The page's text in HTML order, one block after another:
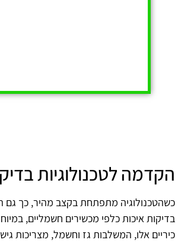
הקדמה לטכנולוגיות
כשהטכנולוגיה מתפתחת בקצב מהיר, כך גם
בדיקות איכות כלפי מכשירים חשמליים,
כיריים אלו, המשלבות גז וחשמל, מצריכות